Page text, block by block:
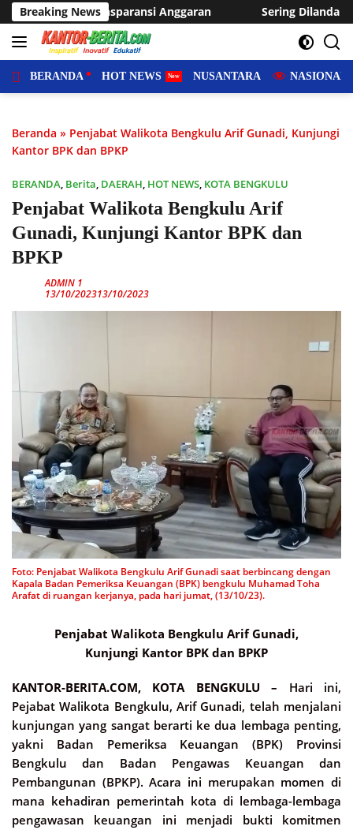
Langsung
ke
konten
Breaking NewsSering Dilanda Genangan, Desa Sukaraja Usulkan
BERANDA HOT NEWS NUSANTARA NASIONAL
Beranda » Penjabat Walikota Bengkulu Arif Gunadi, Kunjungi
Kantor BPK dan BPKP
BERANDA, Berita, DAERAH, HOT NEWS, KOTA BENGKULU
Penjabat Walikota Bengkulu Arif
Gunadi, Kunjungi Kantor BPK dan
BPKP
ADMIN 1
13/10/202313/10/2023
Foto: Penjabat Walikota Bengkulu Arif Gunadi saat berbincang dengan
Kapala Badan Pemeriksa Keuangan (BPK) bengkulu Muhamad Toha
Arafat di ruangan kerjanya, pada hari jumat, (13/10/23).
Penjabat Walikota Bengkulu Arif Gunadi,
Kunjungi Kantor BPK dan BPKP
KANTOR-BERITA.COM, KOTA BENGKULU – Hari ini,
Pejabat Walikota Bengkulu, Arif Gunadi, telah menjalani
kunjungan yang sangat berarti ke dua lembaga penting,
yakni Badan Pemeriksa Keuangan (BPK) Provinsi
Bengkulu dan Badan Pengawas Keuangan dan
Pembangunan (BPKP). Acara ini merupakan momen di
mana kehadiran pemerintah kota di lembaga-lembaga
pengawasan keuangan ini menjadi bukti komitmen